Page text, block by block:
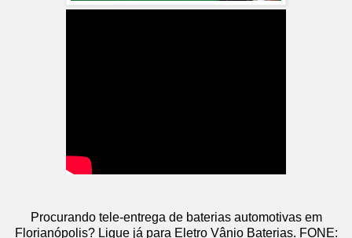
Procurando tele-entrega de baterias automotivas em
Florianópolis? Ligue já para Eletro Vânio Baterias. FONE: